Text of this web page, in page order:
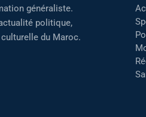
généraliste.
politique,
du Maroc.